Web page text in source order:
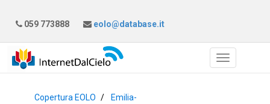
059 773888 eolo@database.it
Copertura EOLO
Emilia-